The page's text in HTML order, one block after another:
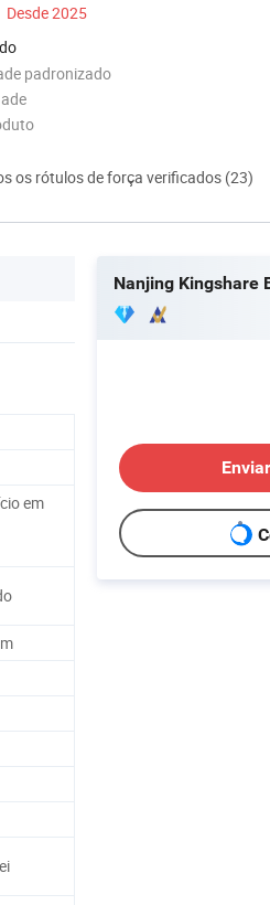
Desde 2025
padronizado
os rótulos de força verificados (23)
em